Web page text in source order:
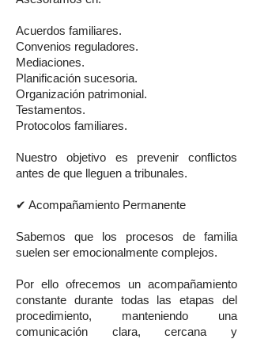
Acuerdos familiares.
Convenios reguladores.
Mediaciones.
Planificación sucesoria.
Organización patrimonial.
Testamentos.
Protocolos familiares.
Nuestro objetivo es prevenir conflictos
antes de que lleguen a tribunales.
✔ Acompañamiento Permanente
Sabemos que los procesos de familia
suelen ser emocionalmente complejos.
Por ello ofrecemos un acompañamiento
constante durante todas las etapas del
procedimiento, manteniendo una
comunicación clara, cercana y